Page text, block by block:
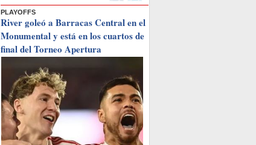
PLAYOFFS
River goleó a Barracas Central en el
Monumental y está en los cuartos de
final del Torneo Apertura